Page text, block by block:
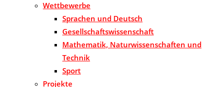
Wettbewerbe
Sprachen und Deutsch
Gesellschaftswissenschaft
Mathematik, Naturwissenschaften und
Technik
Sport
Projekte